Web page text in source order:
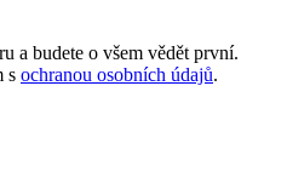
a budete o všem vědět první.
s ochranou osobních údajů.